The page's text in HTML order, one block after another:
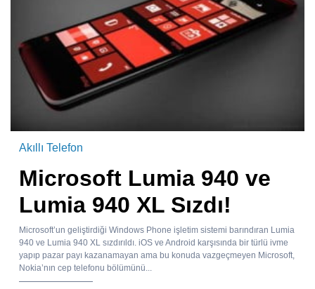
Akıllı Telefon
Microsoft Lumia 940 ve
Lumia 940 XL Sızdı!
Microsoft’un geliştirdiği Windows Phone işletim sistemi barındıran Lumia
940 ve Lumia 940 XL sızdırıldı. iOS ve Android karşısında bir türlü ivme
yapıp pazar payı kazanamayan ama bu konuda vazgeçmeyen Microsoft,
Nokia’nın cep telefonu bölümünü...